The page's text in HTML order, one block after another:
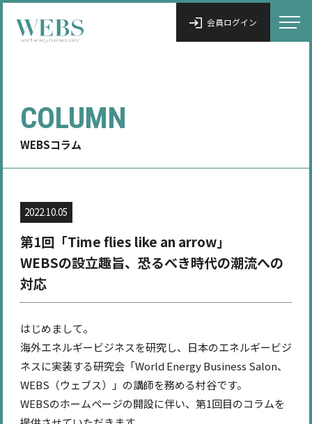
会員ログイン
COLUMN
WEBSコラム
2022.10.05
第1回「Time flies like an arrow」
WEBSの設立趣旨、恐るべき時代の潮流への
対応
はじめまして。
海外エネルギービジネスを研究し、日本のエネルギービジ
ネスに実装する研究会「World Energy Business Salon、
WEBS（ウェブス）」の講師を務める村谷です。
WEBSのホームページの開設に伴い、第1回目のコラムを